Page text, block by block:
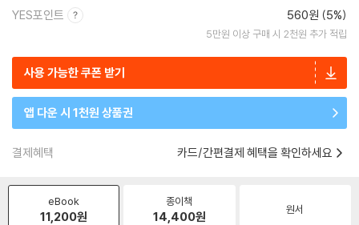
YES포인트 560원 (5%)
5만원 이상 구매 시 2천원 추가 적립
사용 가능한 쿠폰 받기
앱 다운 시 1천원 상품권
결제혜택 카드/간편결제 혜택을 확인하세요
eBook
11,200원
종이책
14,400원 원서